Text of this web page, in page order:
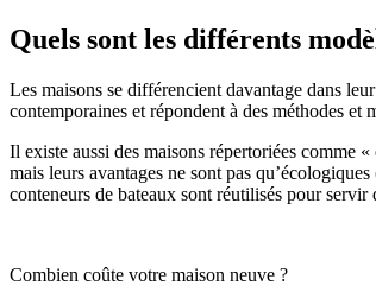
Quels sont les différents
Les maisons se différencient davantage dans
contemporaines et répondent à des méthodes et
Il existe aussi des maisons répertoriées comme
mais leurs avantages ne sont pas
conteneurs de bateaux sont réutilisés pour
Combien coûte votre maison neuve ?